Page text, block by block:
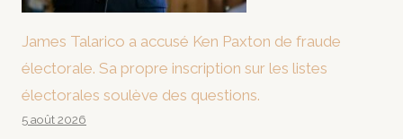
James Talarico a accusé Ken Paxton de fraude
électorale. Sa propre inscription sur les listes
électorales soulève des questions.
5 août 2026